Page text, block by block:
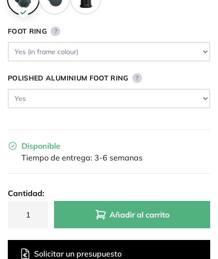
FOOT RING ?
POLISHED ALUMINIUM FOOT RING ?
Disponible
Tiempo de entrega: 3-6 semanas
Cantidad:
Añadir al carrito
Solicitar un presupuesto